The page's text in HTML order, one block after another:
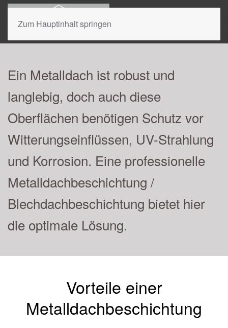
Zum Hauptinhalt springen
Jetzt beraten lassen.
Ein Metalldach ist robust und
langlebig, doch auch diese
Oberflächen benötigen Schutz vor
Witterungseinflüssen, UV-Strahlung
und Korrosion. Eine professionelle
Metalldachbeschichtung /
Blechdachbeschichtung bietet hier
die optimale Lösung.
Vorteile einer
Metalldachbeschichtung